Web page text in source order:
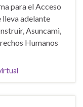
para el Acceso
lleva adelante
Asuncami,
Humanos